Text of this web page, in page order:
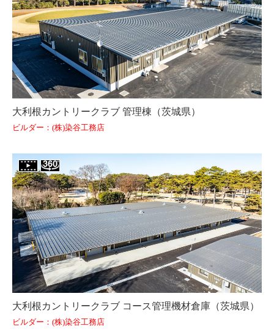
大利根カントリークラブ 管理棟（茨城県）
ビルダー：(株)染谷工務店
大利根カントリークラブ コース管理機材倉庫（茨城県）
ビルダー：(株)染谷工務店